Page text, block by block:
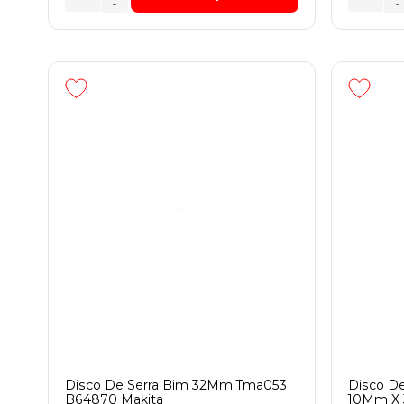
- -
Disco De Serra Bim 32Mm Tma053
B64870 Makita
Disco
10Mm